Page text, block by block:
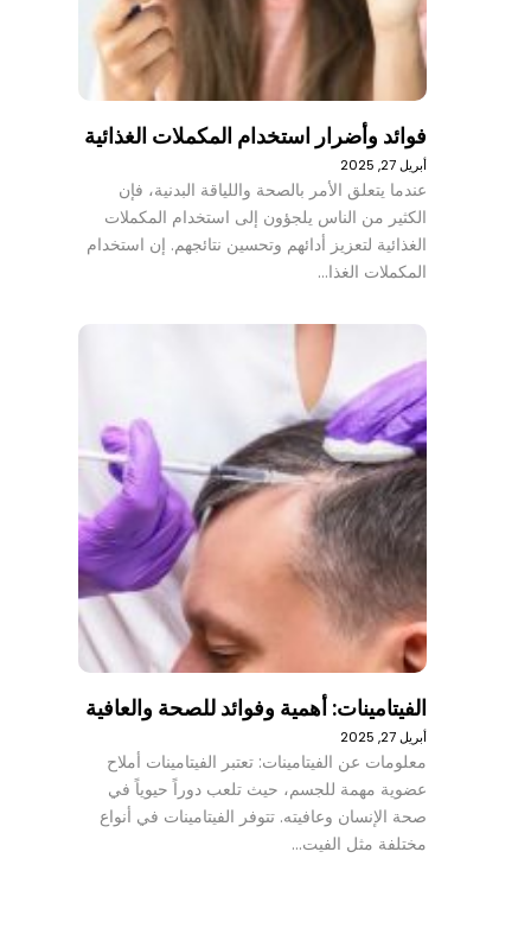
فوائد وأضرار استخدام المكملات الغذائية
أبريل 27, 2025
عندما يتعلق الأمر بالصحة واللياقة البدنية، فإن
الكثير من الناس يلجؤون إلى استخدام المكملات
الغذائية لتعزيز أدائهم وتحسين نتائجهم. إن استخدام
المكملات الغذا…
الفيتامينات: أهمية وفوائد للصحة والعافية
أبريل 27, 2025
معلومات عن الفيتامينات: تعتبر الفيتامينات أملاح
عضوية مهمة للجسم، حيث تلعب دوراً حيوياً في
صحة الإنسان وعافيته. تتوفر الفيتامينات في أنواع
مختلفة مثل الفيت…